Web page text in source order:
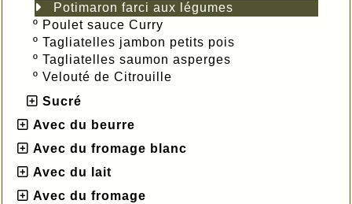
Potimaron farci aux légumes
º Poulet sauce Curry
º Tagliatelles jambon petits pois
º Tagliatelles saumon asperges
º Velouté de Citrouille
Sucré
Avec du beurre
Avec du fromage blanc
Avec du lait
Avec du fromage